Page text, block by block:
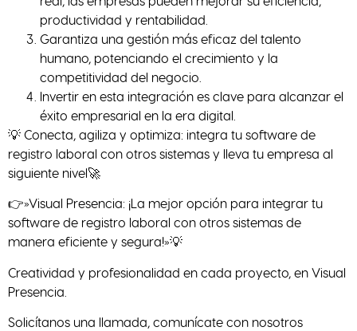
productividad y rentabilidad.
Garantiza una gestión más eficaz del talento
humano, potenciando el crecimiento y la
competitividad del negocio.
Invertir en esta integración es clave para alcanzar el
éxito empresarial en la era digital.
💡 Conecta, agiliza y optimiza: integra tu software de
registro laboral con otros sistemas y lleva tu empresa al
siguiente nivel‍🚀
👉»Visual Presencia: ¡La mejor opción para integrar tu
software de registro laboral con otros sistemas de
manera eficiente y segura!»💡
Creatividad y profesionalidad en cada proyecto, en Visual
Presencia.
Solicítanos una llamada, comunícate con nosotros